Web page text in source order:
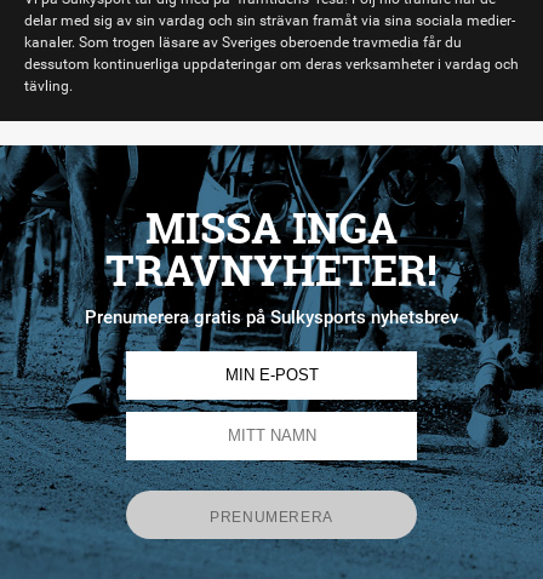
delar med sig av sin vardag och sin strävan framåt via sina sociala medier-
kanaler. Som trogen läsare av Sveriges oberoende travmedia får du
dessutom kontinuerliga uppdateringar om deras verksamheter i vardag och
tävling.
MISSA INGA
TRAVNYHETER!
Prenumerera gratis på Sulkysports nyhetsbrev